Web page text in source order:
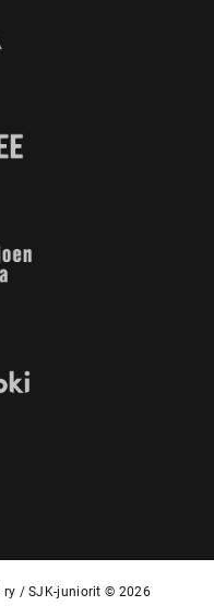
ry / SJK-juniorit © 2026